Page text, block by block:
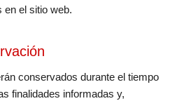
en el sitio web.
conservados durante el tiempo
finalidades informadas y,